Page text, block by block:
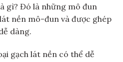
gì? Đó là những mô đun
nền mô-đun và được ghép
dàng.
gạch lát nền có thể dễ